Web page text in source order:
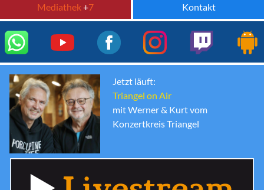
Mediathek+7 Kontakt
Jetzt läuft:
Triangel on Air
mit Werner & Kurt vom
Konzertkreis Triangel